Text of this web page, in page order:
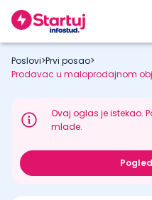
Poslovi>Prvi posao>
Prodavac u maloprodajnom
Ovaj oglas je istekao.
mlade.